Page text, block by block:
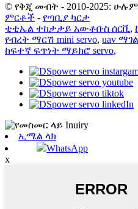
© የቅጂ መብት - 2010-2025:
ምርቶች - የጣቢያ ካርታ
ቲቲኤል ተከታታይ አውቶቡስ ሰርቪ,
የብረት ማርሽ mini servo, uav
ከፍተኛ ፍጥነት ማይክሮ servo,
ኢሜል ላክ
WhatsApp
x